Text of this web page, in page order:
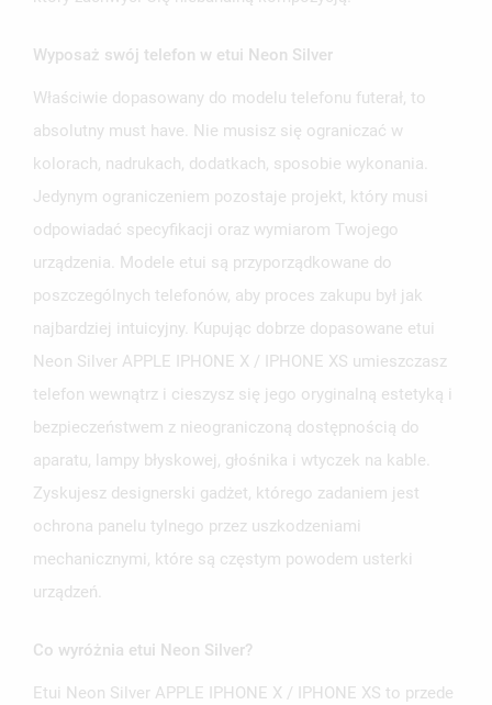
Wyposaż swój telefon w etui Neon Silver
Właściwie dopasowany do modelu telefonu futerał, to
absolutny must have. Nie musisz się ograniczać w
kolorach, nadrukach, dodatkach, sposobie wykonania.
Jedynym ograniczeniem pozostaje projekt, który musi
odpowiadać specyfikacji oraz wymiarom Twojego
urządzenia. Modele etui są przyporządkowane do
poszczególnych telefonów, aby proces zakupu był jak
najbardziej intuicyjny. Kupując dobrze dopasowane etui
Neon Silver APPLE IPHONE X / IPHONE XS umieszczasz
telefon wewnątrz i cieszysz się jego oryginalną estetyką i
bezpieczeństwem z nieograniczoną dostępnością do
aparatu, lampy błyskowej, głośnika i wtyczek na kable.
Zyskujesz designerski gadżet, którego zadaniem jest
ochrona panelu tylnego przez uszkodzeniami
mechanicznymi, które są częstym powodem usterki
urządzeń.
Co wyróżnia etui Neon Silver?
Etui Neon Silver APPLE IPHONE X / IPHONE XS to przede
MOJE LISTY ŻYCZEŃ
add_circle_outlineUTWÓRZ NOWĄ LISTĘ
UTWÓRZ LISTĘ ŻYCZEŃ
NAZWA LISTY ŻYCZEŃ
ZALOGUJ SIĘ
MUSISZ BYĆ ZALOGOWANY BY ZAPISAĆ PRODUKTY NA
SWOJEJ LIŚCIE ŻYCZEŃ.
ANULUJ ZALOGUJ SIĘ